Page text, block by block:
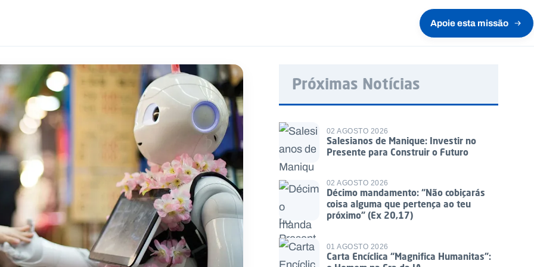
Apoie esta missão
Próximas Notícias
02 AGOSTO 2026
Salesianos de Manique: Investir no
Presente para Construir o Futuro
02 AGOSTO 2026
Décimo mandamento: “Não cobiçarás
coisa alguma que pertença ao teu
próximo” (Ex 20,17)
01 AGOSTO 2026
Carta Encíclica “Magnifica Humanitas”: